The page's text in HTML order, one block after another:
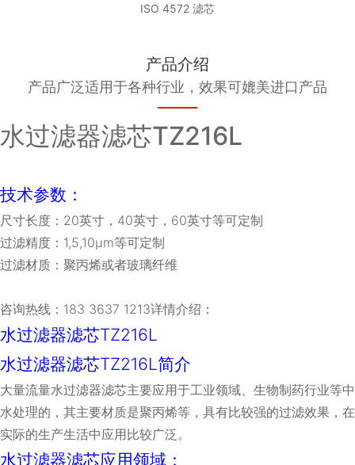
ISO 4572 滤芯
产品介绍
产品广泛适用于各种行业，效果可媲美进口产品
水过滤器滤芯TZ216L
技术参数：
尺寸长度： 20英寸，40英寸，60英寸等可定制
过滤精度：1,5,10μm等可定制
过滤材质：聚丙烯或者玻璃纤维
咨询热线：183 3637 1213详情介绍：
水过滤器滤芯TZ216L
水过滤器滤芯TZ216L简介
大量流量水过滤器滤芯主要应用于工业领域、生物制药行业等中
水处理的，其主要材质是聚丙烯等，具有比较强的过滤效果，在
实际的生产生活中应用比较广泛。
水过滤器滤芯应用领域：